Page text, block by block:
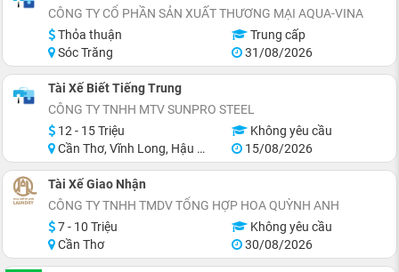
CÔNG TY CỔ PHẦN SẢN XUẤT THƯƠNG MẠI AQUA-VINA
Thỏa thuận
Trung cấp
Sóc Trăng
31/08/2026
Tài Xế Biết Tiếng Trung
CÔNG TY TNHH MTV SUNPRO STEEL
12 - 15 Triệu
Không yêu cầu
Cần Thơ, Vĩnh Long, Hậu Giang
15/08/2026
Tài Xế Giao Nhận
CÔNG TY TNHH TMDV TỔNG HỢP HOA QUỲNH ANH
7 - 10 Triệu
Không yêu cầu
Cần Thơ
30/08/2026